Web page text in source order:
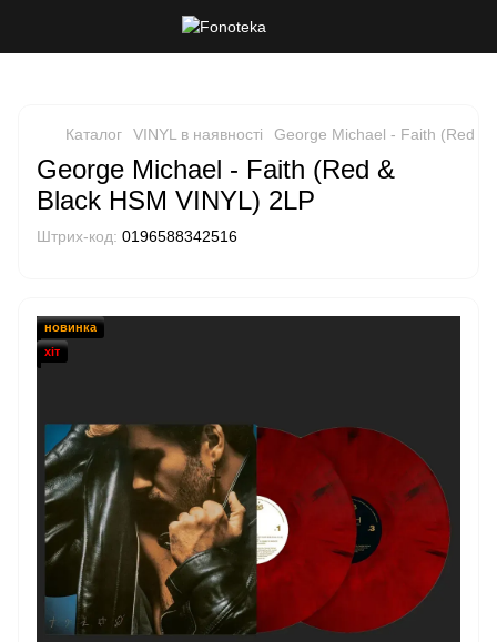
Каталог VINYL в наявності George Michael - Faith (Red &
George Michael - Faith (Red &
Black HSM VINYL) 2LP
Штрих-код: 0196588342516
новинка
хіт